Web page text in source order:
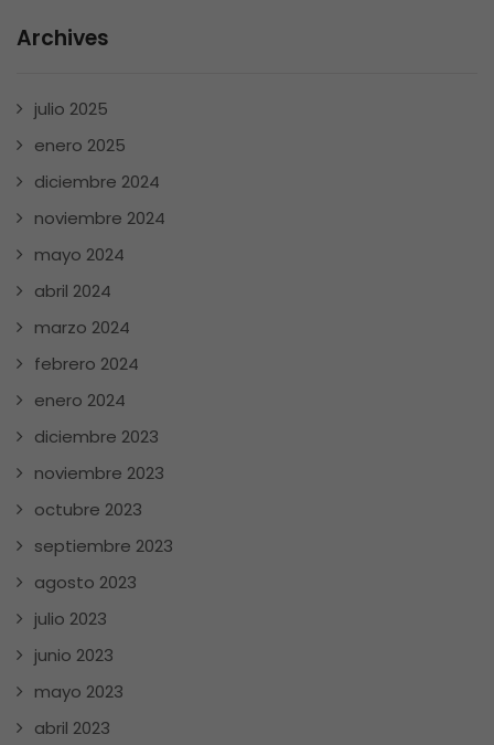
Archives
julio 2025
enero 2025
diciembre 2024
noviembre 2024
mayo 2024
abril 2024
marzo 2024
febrero 2024
enero 2024
diciembre 2023
noviembre 2023
octubre 2023
septiembre 2023
agosto 2023
julio 2023
junio 2023
mayo 2023
abril 2023